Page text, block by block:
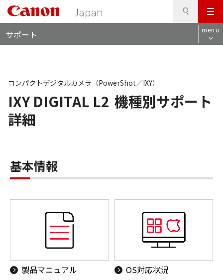
メ
ニ
ュ
サポート menu
IXY DIGITAL L2 機種別サポート
詳細
コンパクトデジタルカメラ（PowerShot／IXY）
基本情報
製品マニュアル OS対応状況